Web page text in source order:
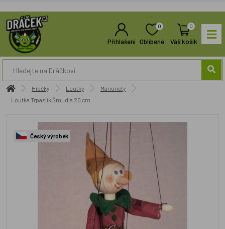
Přihlášení
0
Oblíbené
0
Váš košík
Hračky Loutky
Marionety
Loutka Trpaslík Šmudla 20 cm
Český výrobek